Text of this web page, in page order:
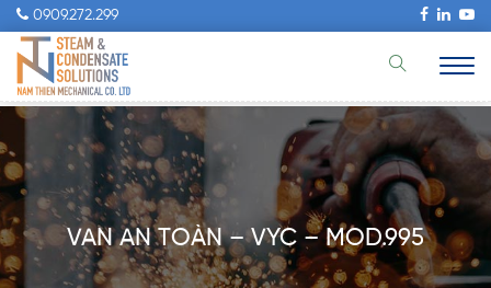
0909.272.299
VAN AN TOÀN – VYC – MOD.995